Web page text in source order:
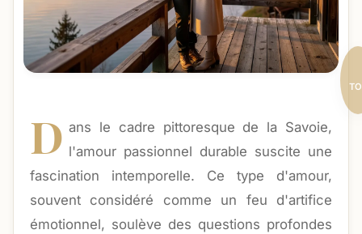
D ans le cadre pittoresque de la Savoie,
l'amour passionnel durable suscite une
fascination intemporelle. Ce type d'amour,
souvent considéré comme un feu d'artifice
émotionnel, soulève des questions profondes